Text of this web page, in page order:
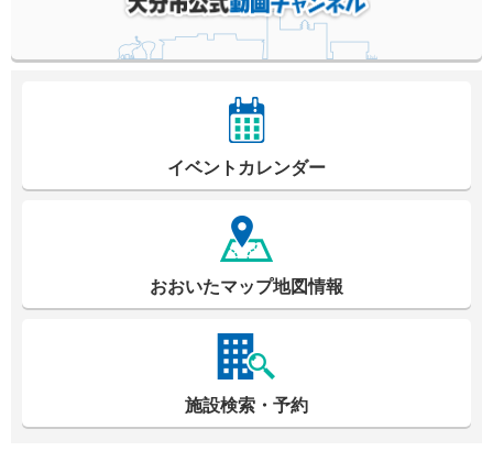
イベントカレンダー
おおいたマップ地図情報
施設検索・予約